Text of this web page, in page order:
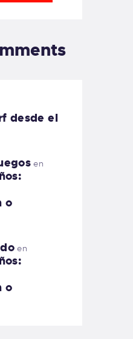
desde el
en
o
en
o